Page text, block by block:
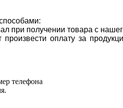
при получении товара с
произвести оплату за
телефона